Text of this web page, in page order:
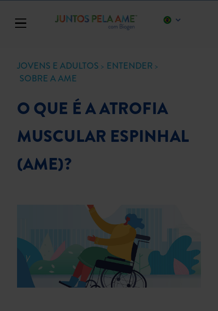
Toggle navigation
JOVENS E ADULTOS
ENTENDER
SOBRE A AME
O QUE É A ATROFIA
MUSCULAR ESPINHAL
(AME)?